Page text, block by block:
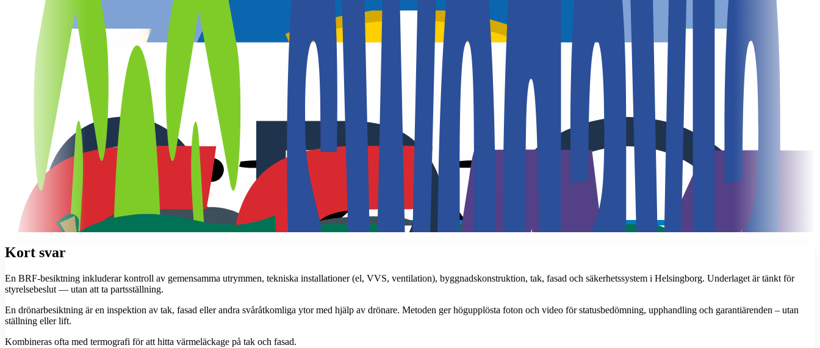
Kort svar
En BRF-besiktning inkluderar kontroll av gemensamma utrymmen, tekniska installationer (el, VVS, ventilation), byggnadskonstruktion, tak, fasad och säkerhetssystem i Helsingborg. Underlaget är tänkt för
styrelsebeslut — utan att ta partsställning.
En drönarbesiktning är en inspektion av tak, fasad eller andra svåråtkomliga ytor med hjälp av drönare. Metoden ger högupplösta foton och video för statusbedömning, upphandling och garantiärenden – utan
ställning eller lift.
Kombineras ofta med termografi för att hitta värmeläckage på tak och fasad.